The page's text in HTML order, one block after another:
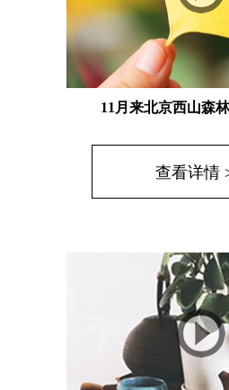
11月来北京西山森
查看详情